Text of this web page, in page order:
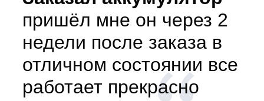
пришёл мне он через 2
недели после заказа в
отличном состоянии все
работает прекрасно